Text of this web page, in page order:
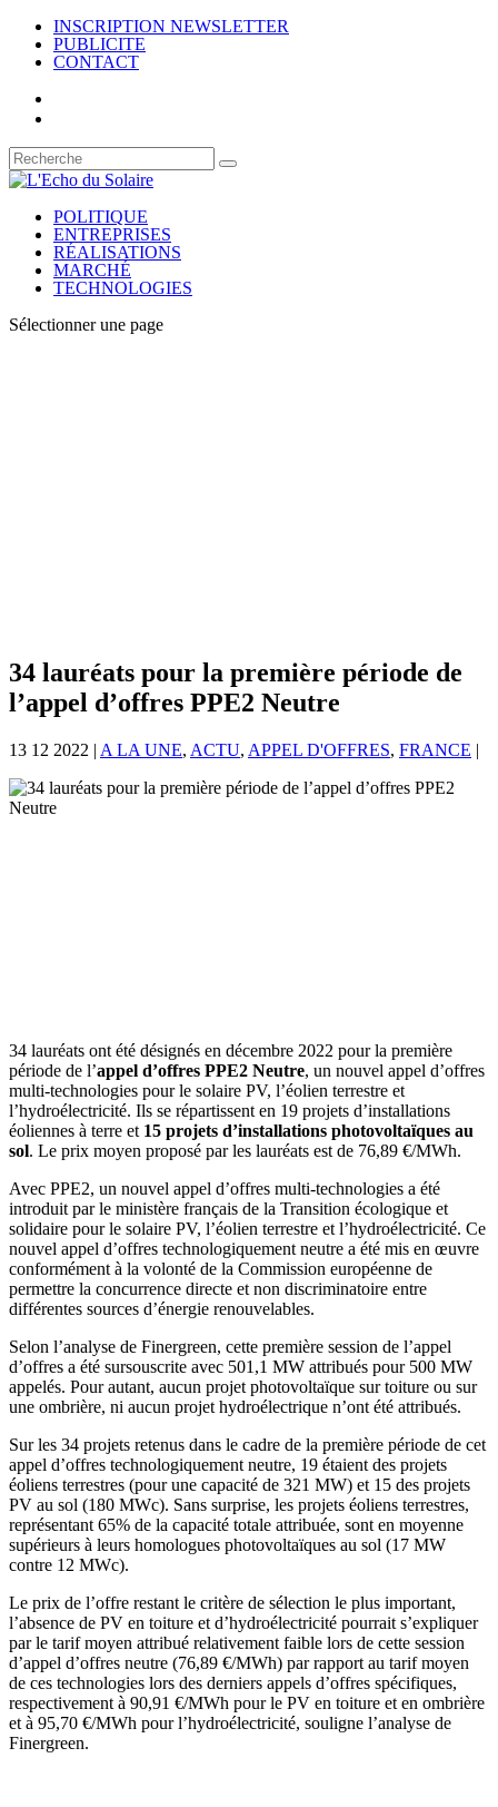
INSCRIPTION NEWSLETTER
PUBLICITE
CONTACT
POLITIQUE
ENTREPRISES
RÉALISATIONS
MARCHÉ
TECHNOLOGIES
Sélectionner une page
34 lauréats pour la première période de
l’appel d’offres PPE2 Neutre
13 12 2022 | A LA UNE, ACTU, APPEL D'OFFRES, FRANCE |
34 lauréats ont été désignés en décembre 2022 pour la première
période de l’appel d’offres PPE2 Neutre, un nouvel appel d’offres
multi-technologies pour le solaire PV, l’éolien terrestre et
l’hydroélectricité. Ils se répartissent en 19 projets d’installations
éoliennes à terre et 15 projets d’installations photovoltaïques au
sol. Le prix moyen proposé par les lauréats est de 76,89 €/MWh.
Avec PPE2, un nouvel appel d’offres multi-technologies a été
introduit par le ministère français de la Transition écologique et
solidaire pour le solaire PV, l’éolien terrestre et l’hydroélectricité. Ce
nouvel appel d’offres technologiquement neutre a été mis en œuvre
conformément à la volonté de la Commission européenne de
permettre la concurrence directe et non discriminatoire entre
différentes sources d’énergie renouvelables.
Selon l’analyse de Finergreen, cette première session de l’appel
d’offres a été sursouscrite avec 501,1 MW attribués pour 500 MW
appelés. Pour autant, aucun projet photovoltaïque sur toiture ou sur
une ombrière, ni aucun projet hydroélectrique n’ont été attribués.
Sur les 34 projets retenus dans le cadre de la première période de cet
appel d’offres technologiquement neutre, 19 étaient des projets
éoliens terrestres (pour une capacité de 321 MW) et 15 des projets
PV au sol (180 MWc). Sans surprise, les projets éoliens terrestres,
représentant 65% de la capacité totale attribuée, sont en moyenne
supérieurs à leurs homologues photovoltaïques au sol (17 MW
contre 12 MWc).
Le prix de l’offre restant le critère de sélection le plus important,
l’absence de PV en toiture et d’hydroélectricité pourrait s’expliquer
par le tarif moyen attribué relativement faible lors de cette session
d’appel d’offres neutre (76,89 €/MWh) par rapport au tarif moyen
de ces technologies lors des derniers appels d’offres spécifiques,
respectivement à 90,91 €/MWh pour le PV en toiture et en ombrière
et à 95,70 €/MWh pour l’hydroélectricité, souligne l’analyse de
Finergreen.